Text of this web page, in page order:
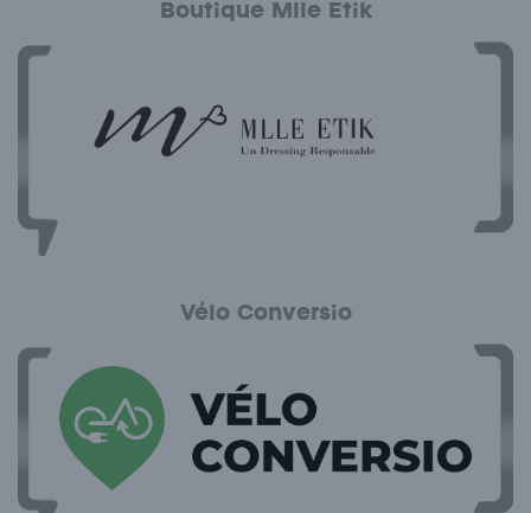
Boutique Mlle Etik
Vélo Conversio